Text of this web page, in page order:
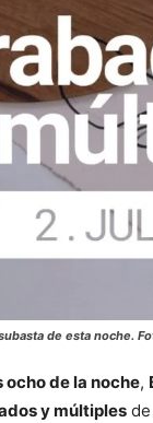
de esta noche.
ocho de la noche,
y múltiples